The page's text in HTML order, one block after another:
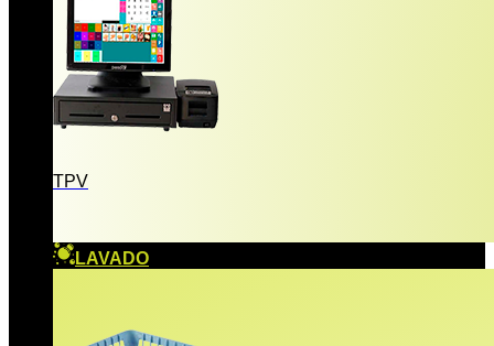
TPV
LAVADO